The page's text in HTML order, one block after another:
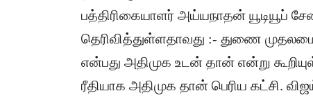
பத்திரிகையாளர் அய்யநாதன் யூடியூப்
தெரிவித்துள்ளதாவது :- துணை
என்பது அதிமுக உடன் தான் என்று
ரீதியாக அதிமுக தான் பெரிய கட்சி.